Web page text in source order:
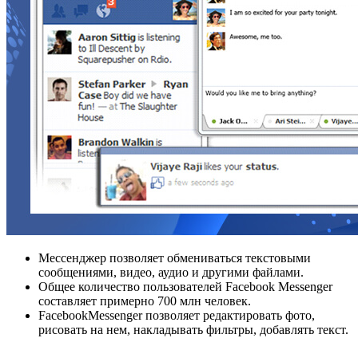
Мессенджер позволяет обмениваться текстовыми
сообщениями, видео, аудио и другими файлами.
Общее количество пользователей Facebook Messenger
составляет примерно 700 млн человек.
FacebookMessenger позволяет редактировать фото,
рисовать на нем, накладывать фильтры, добавлять текст.